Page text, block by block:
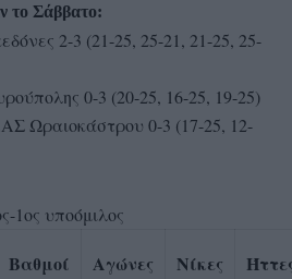
το Σάββατο:
2-3 (21-25, 25-21, 21-25, 25-
0-3 (20-25, 16-25, 19-25)
Ωραιοκάστρου 0-3 (17-25, 12-
1ος υποόμιλος
Βαθμοί Αγώνες Νίκες